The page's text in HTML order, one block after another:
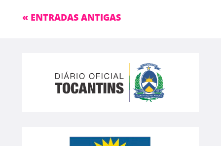
« ENTRADAS ANTIGAS